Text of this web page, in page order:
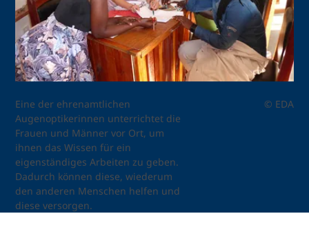
Eine der ehrenamtlichen
Augenoptikerinnen unterrichtet die
Frauen und Männer vor Ort, um
ihnen das Wissen für ein
eigenständiges Arbeiten zu geben.
Dadurch können diese, wiederum
den anderen Menschen helfen und
diese versorgen.
© EDA